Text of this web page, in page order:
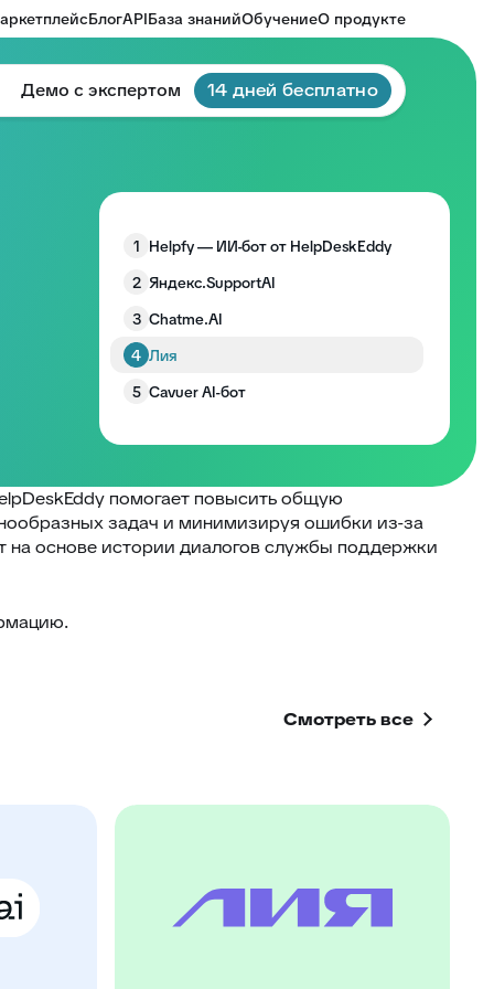
БлогAPIБаза знанийОбучениеО продукте
Демо с экспертом 14 дней бесплатно
1 Helpfy — ИИ-бот от HelpDeskEddy
2 Яндекс.SupportAI
3 Chatme.AI
4 Лия
5 Cavuer AI-бот
помогает повысить общую
задач и минимизируя ошибки из-за
на основе истории диалогов службы поддержки
Смотреть все